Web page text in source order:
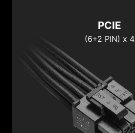
PCIE
(6+2 PIN) x 4
SATA / PERIPHERAL